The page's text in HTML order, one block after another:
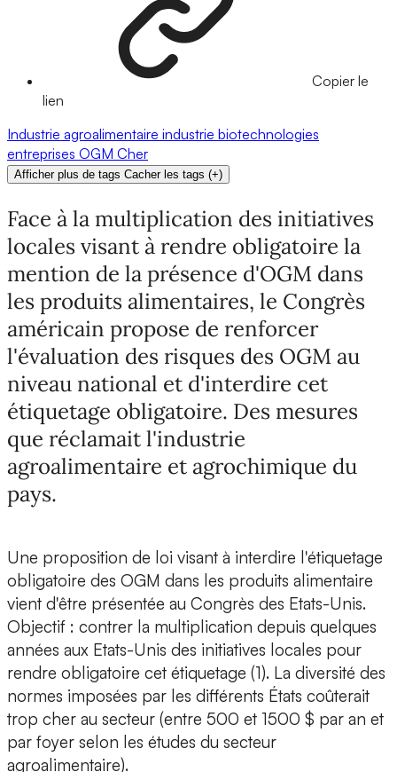
Copier le
lien
Industrie agroalimentaire industrie biotechnologies
entreprises OGM Cher
Afficher plus de tags Cacher les tags (+)
Face à la multiplication des initiatives
locales visant à rendre obligatoire la
mention de la présence d'OGM dans
les produits alimentaires, le Congrès
américain propose de renforcer
l'évaluation des risques des OGM au
niveau national et d'interdire cet
étiquetage obligatoire. Des mesures
que réclamait l'industrie
agroalimentaire et agrochimique du
pays.
Une proposition de loi visant à interdire l'étiquetage
obligatoire des OGM dans les produits alimentaire
vient d'être présentée au Congrès des Etats-Unis.
Objectif : contrer la multiplication depuis quelques
années aux Etats-Unis des initiatives locales pour
rendre obligatoire cet étiquetage (1). La diversité des
normes imposées par les différents États coûterait
trop cher au secteur (entre 500 et 1500 $ par an et
par foyer selon les études du secteur
agroalimentaire).